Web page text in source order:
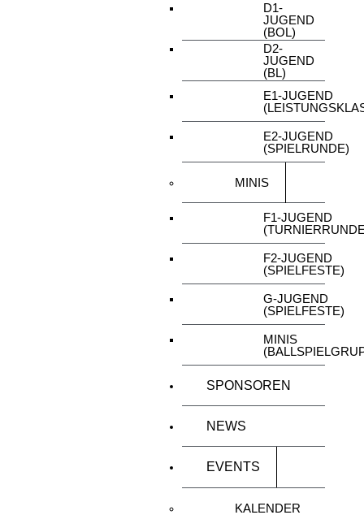
D1-
JUGEND
(BOL)
D2-
JUGEND
(BL)
E1-JUGEND
E2-JUGEND
(SPIELRUNDE)
MINIS
F1-JUGEND
F2-JUGEND
(SPIELFESTE)
G-JUGEND
(SPIELFESTE)
MINIS
SPONSOREN
NEWS
EVENTS
KALENDER